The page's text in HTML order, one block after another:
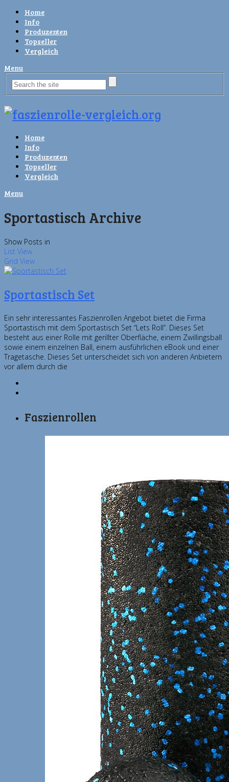
Home
Info
Produzenten
Topseller
Vergleich
Menu
Home
Info
Produzenten
Topseller
Vergleich
Menu
Sportastisch Archive
Show Posts in
List View
Grid View
Sportastisch Set
Ein sehr interessantes Faszienrollen Angebot bietet die Firma
Sportastisch mit dem Sportastisch Set “Lets Roll”. Dieses Set
besteht aus einer Rolle mit gerillter Oberfläche, einem Zwillingsball
sowie einem einzelnen Ball, einem ausführlichen eBook und einer
Tragetasche. Dieses Set unterscheidet sich von anderen Anbietern
vor allem durch die
Faszienrollen